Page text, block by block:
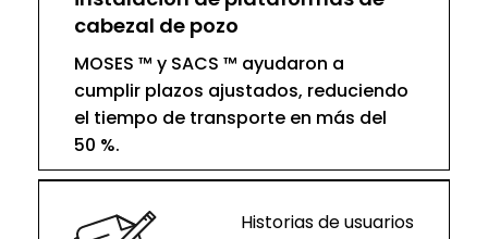
cabezal de pozo
MOSES ™ y SACS ™ ayudaron a
cumplir plazos ajustados, reduciendo
el tiempo de transporte en más del
50 %.
Historias de usuarios